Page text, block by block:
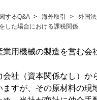
するQ&A 海外取引
外国
した場合における課税関係
業用機械の製造を営む会
会社（資本関係なし）か
ますが、その原材料の現